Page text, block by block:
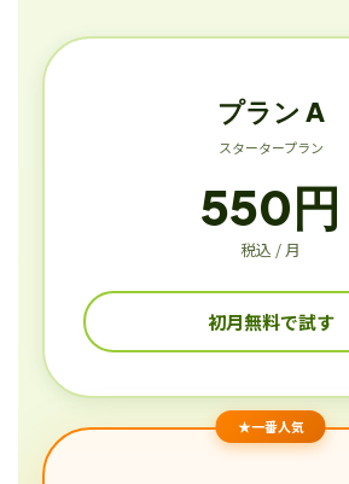
プラン A
スタータープラン
550円
税込 / 月
初月無料で試す
★一番人気